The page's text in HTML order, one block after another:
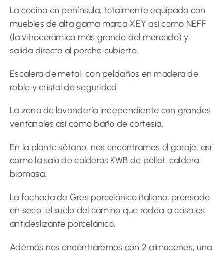
La cocina en península, totalmente equipada con
muebles de alta gama marca XEY así como NEFF
(la vitrocerámica más grande del mercado) y
salida directa al porche cubierto.
Escalera de metal, con peldaños en madera de
roble y cristal de seguridad
La zona de lavandería independiente con grandes
ventanales así como baño de cortesía.
En la planta sótano, nos encontramos el garaje, así
como la sala de calderas KWB de pellet, caldera
biomasa.
La fachada de Gres porcelánico italiano, prensado
en seco, el suelo del camino que rodea la casa es
antideslizante porcelánico.
Además nos encontraremos con 2 almacenes, una